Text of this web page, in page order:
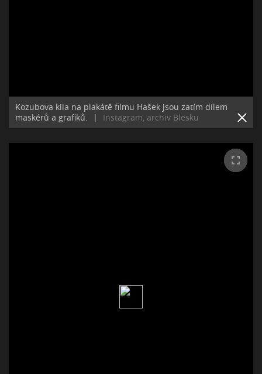
Kozubova kila na plakátě filmu Hašek jsou zatím dílem
maskérů a grafiků.
| Instagram, archiv Blesku